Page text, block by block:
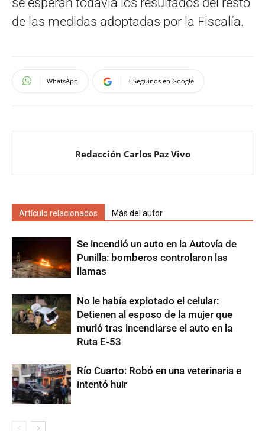
de las medidas adoptadas por la Fiscalía.
WhatsApp + Seguinos en Google
Redacción Carlos Paz Vivo
Artículo relacionados Más del autor
Se incendió un auto en la Autovía de
Punilla: bomberos controlaron las
llamas
No le había explotado el celular:
Detienen al esposo de la mujer que
murió tras incendiarse el auto en la
Ruta E-53
Río Cuarto: Robó en una veterinaria e
intentó huir